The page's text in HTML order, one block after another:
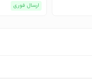
ارسال فوری